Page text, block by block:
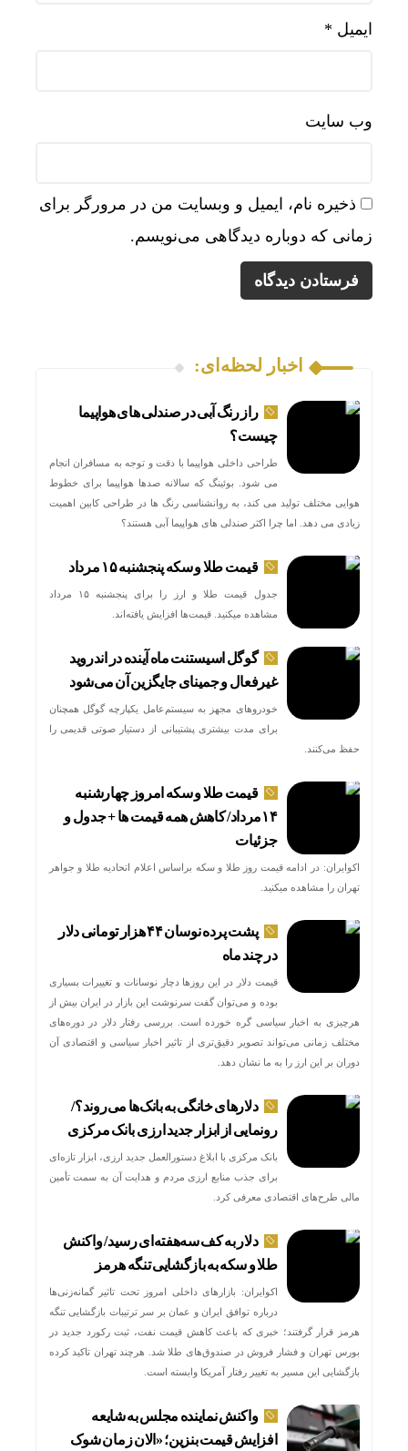
ایمیل *
وب‌ سایت
ذخیره نام، ایمیل و وبسایت من در مرورگر برای
زمانی که دوباره دیدگاهی می‌نویسم.
اخبار لحظه‌ای:
راز رنگ آبی در صندلی های هواپیما
چیست؟
طراحی داخلی هواپیما با دقت و توجه به مسافران انجام
می شود. بوئینگ که سالانه صدها هواپیما برای خطوط
هوایی مختلف تولید می کند، به روانشناسی رنگ ها در طراحی کابین اهمیت
زیادی می دهد. اما چرا اکثر صندلی های هواپیما آبی هستند؟
قیمت طلا و سکه پنجشنبه ۱۵ مرداد
جدول قیمت طلا و ارز را برای پنجشنبه ۱۵ مرداد
مشاهده میکنید. قیمت‌ها افزایش یافته‌اند.
گوگل اسیستنت ماه آینده در اندروید
غیرفعال و جمینای جایگزین آن می‌شود
خودروهای مجهز به سیستم‌عامل یکپارچه گوگل همچنان
برای مدت بیشتری پشتیبانی از دستیار صوتی قدیمی را
حفظ می‌کنند.
قیمت طلا و سکه امروز چهارشنبه
۱۴مرداد/ کاهش همه قیمت ها + جدول و
جزئیات
اکوایران: در ادامه قیمت روز طلا و سکه براساس اعلام اتحادیه طلا و جواهر
تهران را مشاهده میکنید.
پشت پرده نوسان ۴۴ هزار تومانی دلار
در چند ماه
قیمت دلار در این روزها دچار نوسانات و تغییرات بسیاری
بوده و می‌توان گفت سرنوشت این بازار در ایران بیش از
هرچیزی به اخبار سیاسی گره خورده است. بررسی رفتار دلار در دوره‌های
مختلف زمانی می‌تواند تصویر دقیق‌تری از تاثیر اخبار سیاسی و اقتصادی آن
دوران بر این ارز را به ما نشان دهد.
دلارهای خانگی به بانک‌ها می‌روند؟/
رونمایی از ابزار جدید ارزی بانک مرکزی
بانک مرکزی با ابلاغ دستورالعمل جدید ارزی، ابزار تازه‌ای
برای جذب منابع ارزی مردم و هدایت آن به سمت تأمین
مالی طرح‌های اقتصادی معرفی کرد.
دلار به کف سه‌هفته‌ای رسید/ واکنش
طلا و سکه به بازگشایی تنگه هرمز
اکوایران: بازارهای داخلی امروز تحت تاثیر گمانه‌زنی‌ها
درباره توافق ایران و عمان بر سر ترتیبات بازگشایی تنگه
هرمز قرار گرفتند؛ خبری که باعث کاهش قیمت نفت، ثبت رکورد جدید در
بورس تهران و فشار فروش در صندوق‌های طلا شد. هرچند تهران تاکید کرده
بازگشایی این مسیر به تغییر رفتار آمریکا وابسته است.
واکنش نماینده مجلس به شایعه
افزایش قیمت بنزین؛ «الان زمان شوک